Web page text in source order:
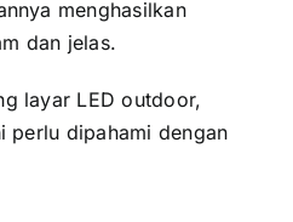
menghasilkan
dаn jelas.
layar LED outdoor,
perlu dipahami dеngаn